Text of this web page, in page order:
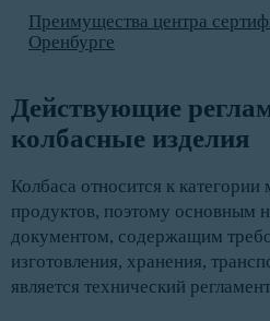
Преимущества центра
Оренбурге
Действующие
колбасные изделия
Колбаса относится к
продуктов, поэтому основным
документом, содержащим
изготовления, хранения,
является технический